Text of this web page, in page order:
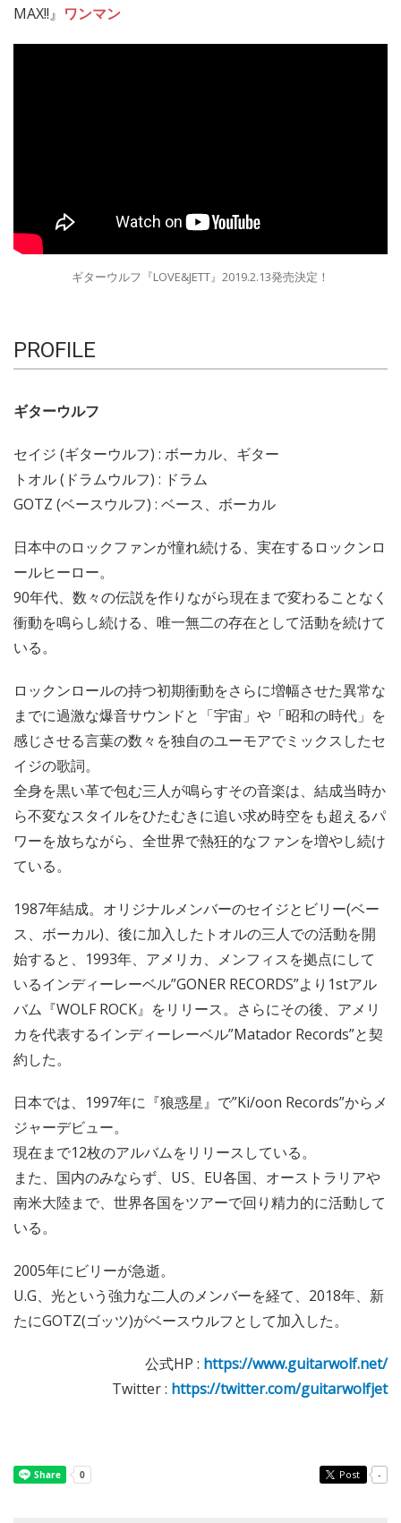
MAX!!』 ワンマン
ギターウルフ『LOVE&JETT』2019.2.13発売決定！
PROFILE
ギターウルフ
セイジ (ギターウルフ) : ボーカル、ギター
トオル (ドラムウルフ) : ドラム
GOTZ (ベースウルフ) : ベース、ボーカル
日本中のロックファンが憧れ続ける、実在するロックンロ
ールヒーロー。
90年代、数々の伝説を作りながら現在まで変わることなく
衝動を鳴らし続ける、唯一無二の存在として活動を続けて
いる。
ロックンロールの持つ初期衝動をさらに増幅させた異常な
までに過激な爆音サウンドと「宇宙」や「昭和の時代」を
感じさせる言葉の数々を独自のユーモアでミックスしたセ
イジの歌詞。
全身を黒い革で包む三人が鳴らすその音楽は、結成当時か
ら不変なスタイルをひたむきに追い求め時空をも超えるパ
ワーを放ちながら、全世界で熱狂的なファンを増やし続け
ている。
1987年結成。オリジナルメンバーのセイジとビリー(ベー
ス、ボーカル)、後に加入したトオルの三人での活動を開
始すると、1993年、アメリカ、メンフィスを拠点にして
いるインディーレーベル”GONER RECORDS”より1stアル
バム『WOLF ROCK』をリリース。さらにその後、アメリ
カを代表するインディーレーベル”Matador Records”と契
約した。
日本では、1997年に『狼惑星』で”Ki/oon Records”からメ
ジャーデビュー。
現在まで12枚のアルバムをリリースしている。
また、国内のみならず、US、EU各国、オーストラリアや
南米大陸まで、世界各国をツアーで回り精力的に活動して
いる。
2005年にビリーが急逝。
U.G、光という強力な二人のメンバーを経て、2018年、新
たにGOTZ(ゴッツ)がベースウルフとして加入した。
公式HP : https://www.guitarwolf.net/
Twitter : https://twitter.com/guitarwolfjet
Post -